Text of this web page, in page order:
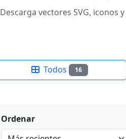
Descarga vectores SVG, iconos
Todos 16
Ordenar